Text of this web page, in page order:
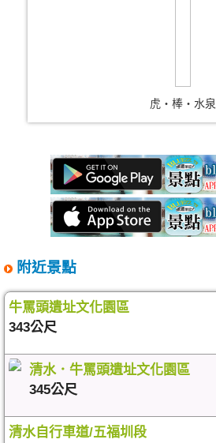
虎‧棒‧水泉
附近景點
牛罵頭遺址文化園區
343公尺
清水．牛罵頭遺址文化園區
345公尺
清水自行車道/五福圳段